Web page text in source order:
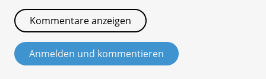
Kommentare anzeigen
Anmelden und kommentieren